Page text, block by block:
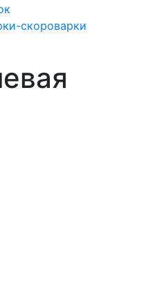
скороварки